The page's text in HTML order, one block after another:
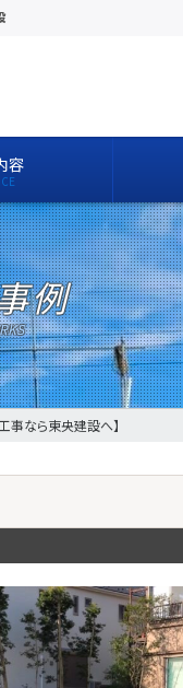
容
例
事なら東央建設へ】